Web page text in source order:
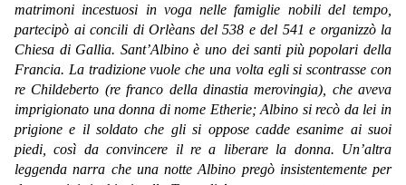
matrimoni incestuosi in voga nelle famiglie nobili del tempo,
partecipò ai concili di Orlèans del 538 e del 541 e organizzò la
Chiesa di Gallia. Sant’Albino è uno dei santi più popolari della
Francia. La tradizione vuole che una volta egli si scontrasse con
re Childeberto (re franco della dinastia merovingia), che aveva
imprigionato una donna di nome Etherie; Albino si recò da lei in
prigione e il soldato che gli si oppose cadde esanime ai suoi
piedi, così da convincere il re a liberare la donna. Un’altra
leggenda narra che una notte Albino pregò insistentemente per